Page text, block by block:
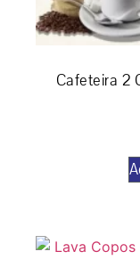
Cafeteira 2